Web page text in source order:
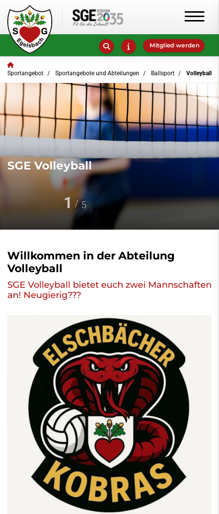
Mitglied werden
Sportangebot Sportangebote und Abteilungen Ballsport Volleyball
SGE Volleyball
1 5
Willkommen in der Abteilung
Volleyball
SGE Volleyball bietet euch zwei Mannschaften
an! Neugierig???